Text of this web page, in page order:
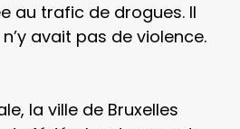
au trafic de drogues. Il
n’y avait pas de violence.
la ville de Bruxelles